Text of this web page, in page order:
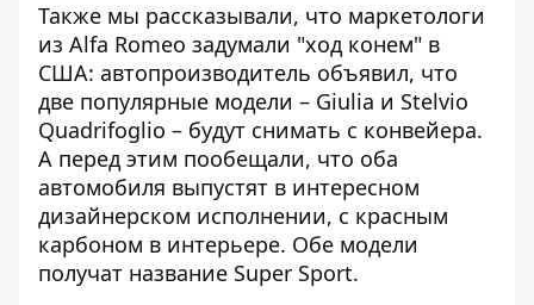
Также мы рассказывали, что маркетологи
из Alfa Romeo задумали "ход конем" в
США: автопроизводитель объявил, что
две популярные модели – Giulia и Stelvio
Quadrifoglio – будут снимать с конвейера.
А перед этим пообещали, что оба
автомобиля выпустят в интересном
дизайнерском исполнении, с красным
карбоном в интерьере. Обе модели
получат название Super Sport.